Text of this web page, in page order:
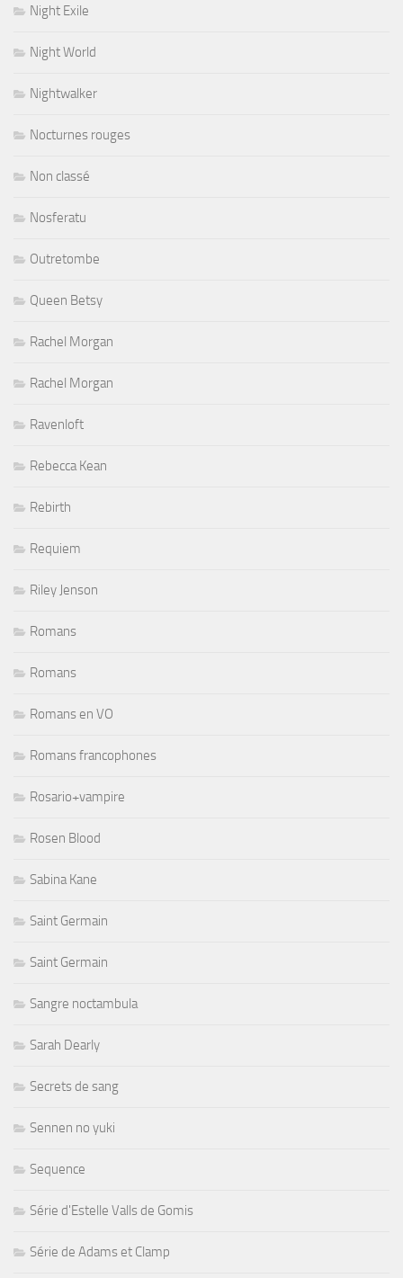
Night Exile
Night World
Nightwalker
Nocturnes rouges
Non classé
Nosferatu
Outretombe
Queen Betsy
Rachel Morgan
Rachel Morgan
Ravenloft
Rebecca Kean
Rebirth
Requiem
Riley Jenson
Romans
Romans
Romans en VO
Romans francophones
Rosario+vampire
Rosen Blood
Sabina Kane
Saint Germain
Saint Germain
Sangre noctambula
Sarah Dearly
Secrets de sang
Sennen no yuki
Sequence
Série d'Estelle Valls de Gomis
Série de Adams et Clamp